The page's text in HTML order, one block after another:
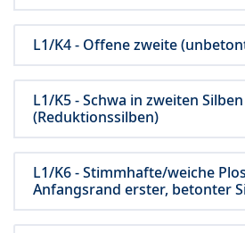
L1/K4 - Offene zweite
L1/K5 - Schwa in zweiten Silben
(Reduktionssilben)
L1/K6 - Stimmhafte/weiche
Anfangsrand erster, betonter